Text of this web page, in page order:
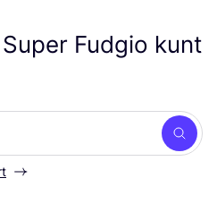
Fudgio kunt
Zoek